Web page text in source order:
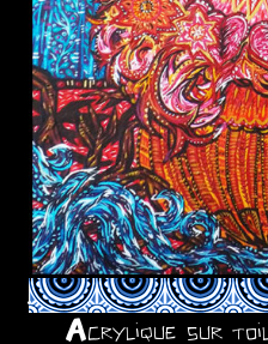
.
Acrylique sur